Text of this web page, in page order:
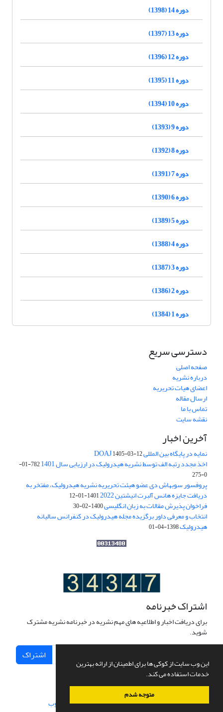
این وب سایت از کوکی ها برای اطمینان از ارائه بهترین
خدمات استفاده می کند.
متوجه شدم
دوره 14 (1398)
دوره 13 (1397)
دوره 12 (1396)
دوره 11 (1395)
دوره 10 (1394)
دوره 9 (1393)
دوره 8 (1392)
دوره 7 (1391)
دوره 6 (1390)
دوره 5 (1389)
دوره 4 (1388)
دوره 3 (1387)
دوره 2 (1386)
دوره 1 (1384)
دسترسی سریع
صفحه اصلی
درباره نشریه
اعضای هیات تحریریه
ارسال مقاله
تماس با ما
نقشه سایت
آخرین اخبار
نمایه در پایگاه بین المللی DOAJ1405-03-12
اخذ مجدد رتبه الف توسط نشریه هیدرولیک در ارزیابی سال 1401
782-01-
0-275
پروفسور سوبهاش دی عضو هیئت تحریریه نشریه هیدرولیک، مفتخر به
دریافت جایزه هانس آلبرت انیشتین 2022 1401-01-12
فراخوان پذیرش مقالات به زبان انگلیسی1400-02-30
انتخاب و معرفی داور برگزیده مجله هیدرولیک در کنفرانس سالیانه
هیدرولیک1398-04-01
اشتراک خبرنامه
برای دریافت اخبار و اطلاعیه های مهم نشریه در خبرنامه نشریه مشترک
شوید.
اشتراک
سامانه مدیریت نشریات علمی.طراحی و پیاده سازی از سیناوب